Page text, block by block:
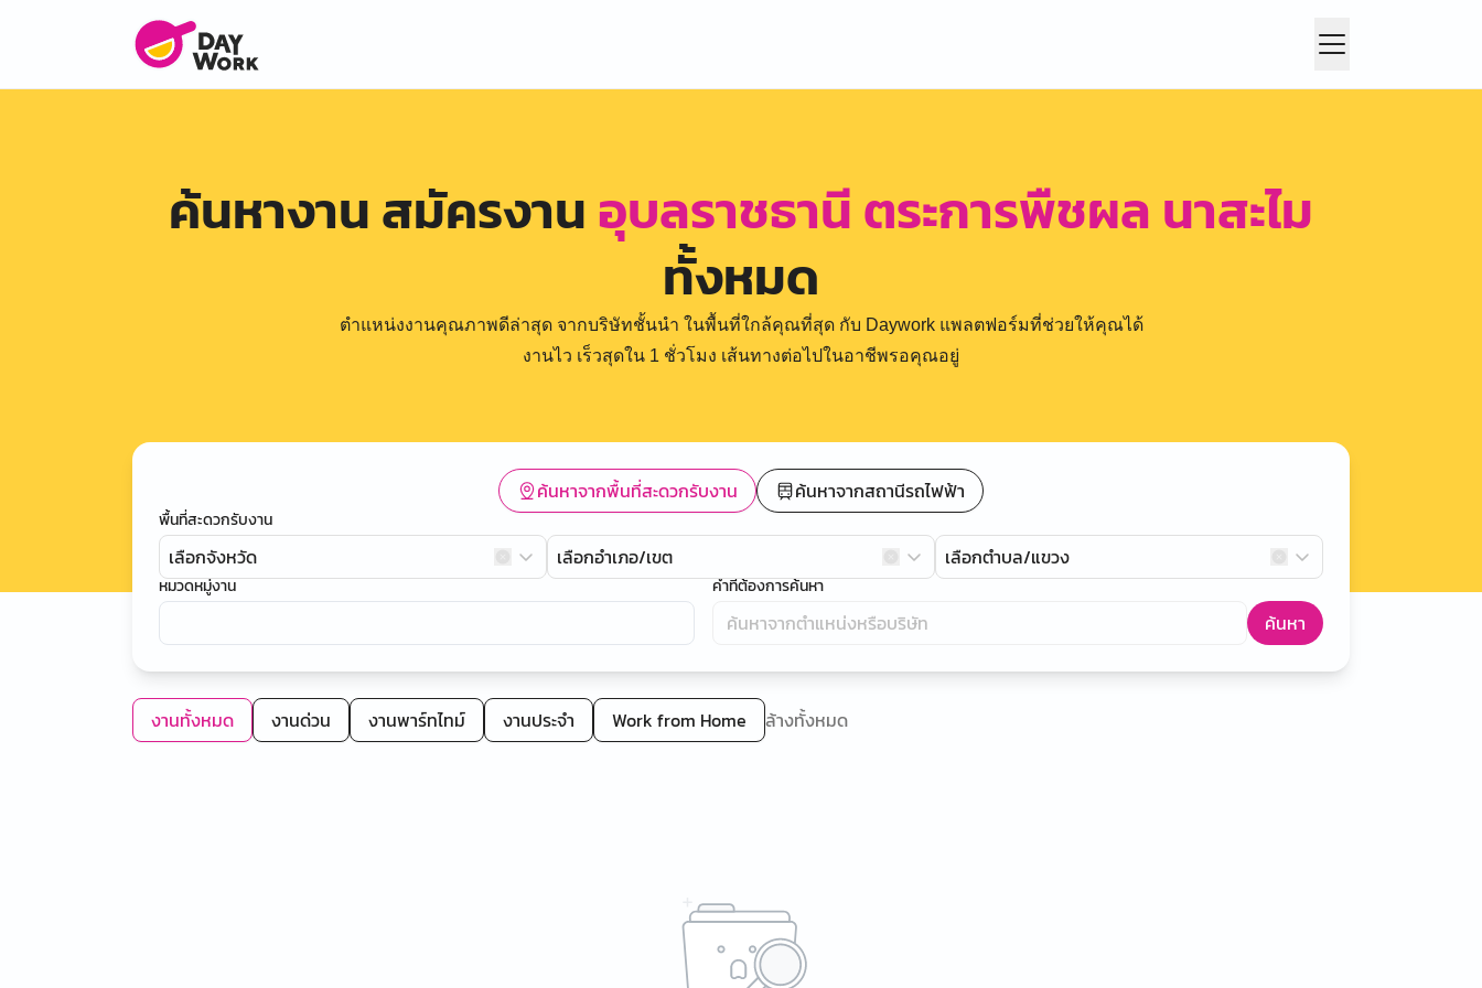
ค้นหางาน สมัครงานอุบลราชธานี ตระการพืชผล นาสะไม
ทั้งหมด
ตำแหน่งงานคุณภาพดีล่าสุด จากบริษัทชั้นนำ ในพื้นที่ใกล้คุณที่สุด กับ Daywork แพลตฟอร์มที่ช่วยให้คุณได้
งานไว เร็วสุดใน 1 ชั่วโมง เส้นทางต่อไปในอาชีพรอคุณอยู่
ค้นหาจากพื้นที่สะดวกรับงาน ค้นหาจากสถานีรถไฟฟ้า
พื้นที่สะดวกรับงาน
เลือกจังหวัด เลือกอำเภอ/เขต เลือกตำบล/แขวง
หมวดหมู่งาน คำที่ต้องการค้นหา
ค้นหา
งานทั้งหมด งานด่วน งานพาร์ทไทม์ งานประจำ Work from Home ล้างทั้งหมด